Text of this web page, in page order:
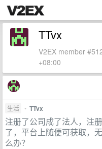
TTvx
V2EX member
+08:00
生活 • TTvx
注册了公司成了法人，注
了，平台上随便可获取，
么办？